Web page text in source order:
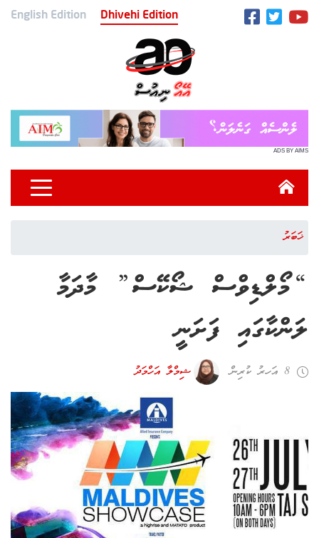
English Edition Dhivehi Edition
ADS BY AIMS
ޚަބަރު
“މޯލްޑިވްސް ޝޯކޭސް” މާދަމާ
ލަންކާގައި ފަށަނީ
8 އަހރު ކުރިން ޝިމްލާ އަހްމަދު